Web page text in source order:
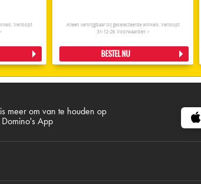
Verloopt
Alleen verkrijgbaar bij geselecteerde winkels. Verloopt
31-12-26. Voorwaarden >
BESTEL NU
meer om van te houden op
App